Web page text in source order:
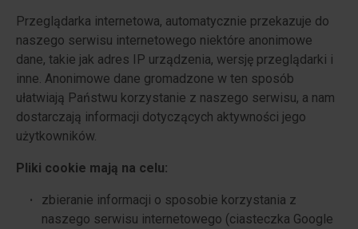
Przeglądarka internetowa, automatycznie przekazuje do
naszego serwisu internetowego niektóre anonimowe
dane, takie jak adres IP urządzenia, wersję przeglądarki i
inne. Anonimowe dane gromadzone w ten sposób
ułatwiają Państwu korzystanie z naszego serwisu, a nam
dostarczają informacji dotyczących aktywności jego
użytkowników.
Pliki cookie mają na celu:
zbieranie informacji o sposobie korzystania z
naszego serwisu internetowego (ciasteczka Google